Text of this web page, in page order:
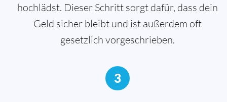
hochlädst. Dieser Schritt sorgt dafür, dass dein
Geld sicher bleibt und ist außerdem oft
gesetzlich vorgeschrieben.
3